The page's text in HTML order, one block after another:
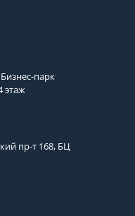
парк
этаж
пр-т 168, БЦ